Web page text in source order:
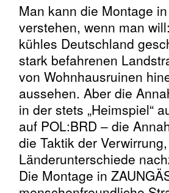
Man kann die Montage
verstehen, wenn man
kühles Deutschland
stark befahrenen
von Wohnhausruinen
aussehen. Aber die
in der stets „Heimspiel“
auf POL:BRD – die
die Taktik der
Länderunterschiede
Die Montage in